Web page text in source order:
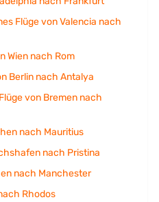
Flüge von Valencia nach
Wien nach Rom
Berlin nach Antalya
von Bremen nach
nach Mauritius
nach Pristina
nach Manchester
Rhodos